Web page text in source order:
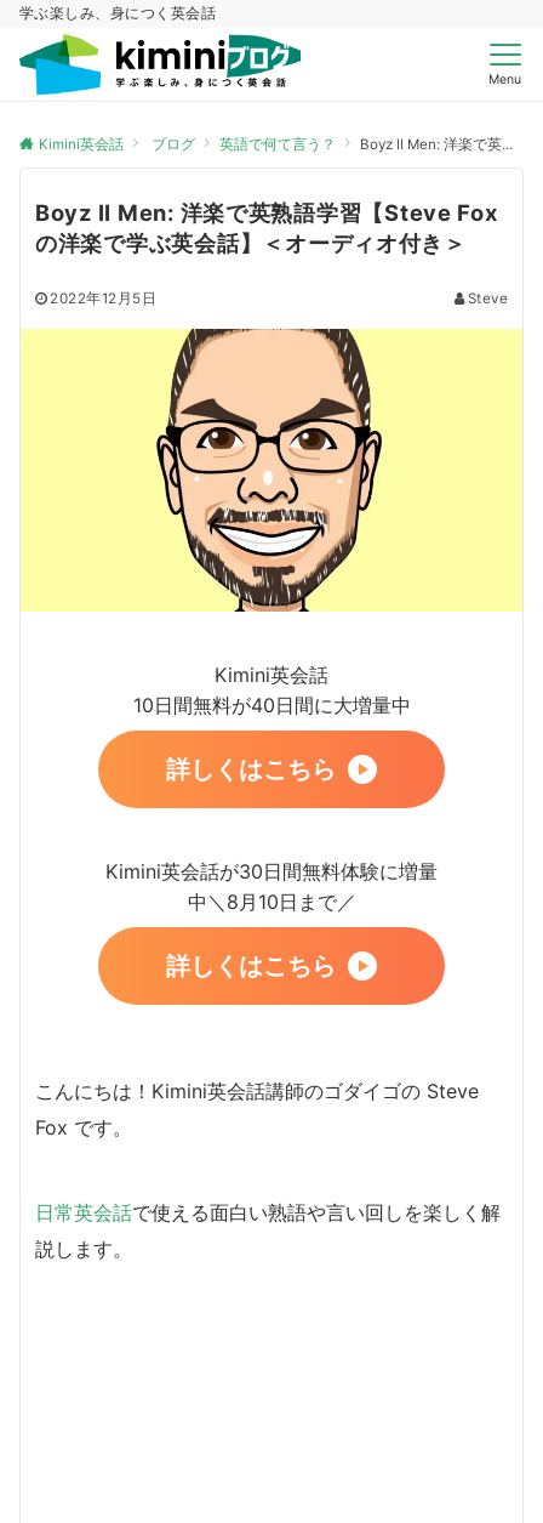
学ぶ楽しみ、身につく英会話
Menu
Kimini英会話 ブログ 英語で何て言う？ Boyz II Men: 洋楽で英熟語学習【Steve Fox の洋楽で学ぶ英会話】＜オーディオ付き＞
Boyz II Men: 洋楽で英熟語学習【Steve Fox
の洋楽で学ぶ英会話】＜オーディオ付き＞
2022年12月5日 Steve
Kimini英会話
10日間無料が40日間に大増量中
詳しくはこちら
Kimini英会話が30日間無料体験に増量
中＼8月10日まで／
詳しくはこちら
こんにちは！Kimini英会話講師のゴダイゴの Steve
Fox です。
日常英会話で使える面白い熟語や言い回しを楽しく解
説します。